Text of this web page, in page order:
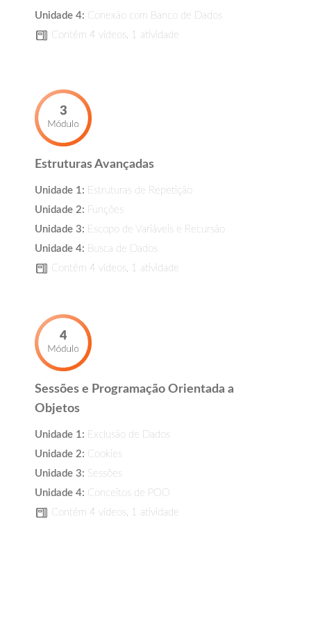
Unidade 4: Conexão com Banco de Dados
Contém 4 vídeos, 1 atividade
Estruturas Avançadas
Unidade 1: Estruturas de Repetição
Unidade 2: Funções
Unidade 3: Escopo de Variáveis e Recursão
Unidade 4: Busca de Dados
Contém 4 vídeos, 1 atividade
Sessões e Programação Orientada a
Objetos
Unidade 1: Exclusão de Dados
Unidade 2: Cookies
Unidade 3: Sessões
Unidade 4: Conceitos de POO
Contém 4 vídeos, 1 atividade